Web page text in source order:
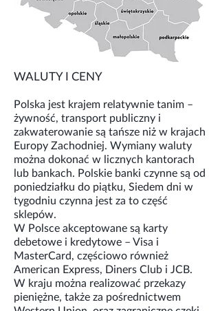
WALUTY I CENY
Polska jest krajem relatywnie tanim –
żywność, transport publiczny i
zakwaterowanie są tańsze niż w krajach
Europy Zachodniej. Wymiany waluty
można dokonać w licznych kantorach
lub bankach. Polskie banki czynne są od
poniedziałku do piątku, Siedem dni w
tygodniu czynna jest za to część
sklepów.
W Polsce akceptowane są karty
debetowe i kredytowe – Visa i
MasterCard, częściowo również
American Express, Diners Club i JCB.
W kraju można realizować przekazy
pieniężne, także za pośrednictwem